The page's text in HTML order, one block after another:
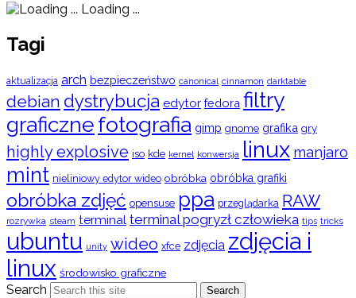
Loading ...
Tagi
aktualizacja arch bezpieczeństwo canonical cinnamon darktable
debian dystrybucja edytor fedora filtry
graficznefotografia gimp gnome grafika gry
highly explosive iso kde kernel konwersja linux manjaro
mint nieliniowy edytor wideo obróbka obróbka grafiki
obróbka zdjęć opensuse ppa przeglądarka RAW
rozrywka steam terminal terminal pogryzł człowieka tips tricks
ubuntu unity wideo xfce zdjęcia zdjęcia i
linux środowisko graficzne
Search Search